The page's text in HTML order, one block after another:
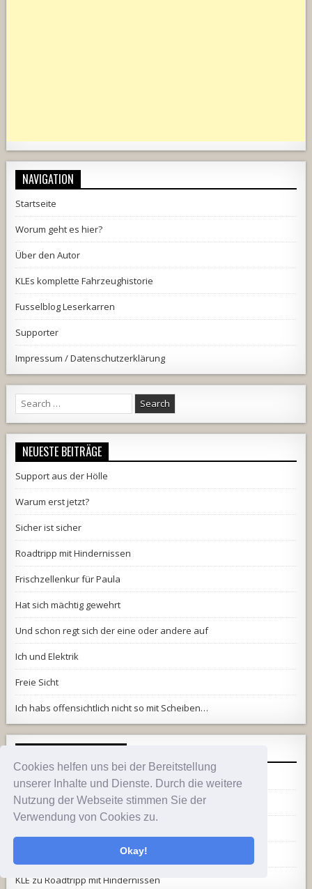
Cookies helfen uns bei der Bereitstellung
unserer Inhalte und Dienste. Durch die weitere
Nutzung der Webseite stimmen Sie der
Verwendung von Cookies zu.
Okay!
NAVIGATION
Startseite
Worum geht es hier?
Über den Autor
KLEs komplette Fahrzeughistorie
Fusselblog Leserkarren
Supporter
Impressum / Datenschutzerklärung
Search
for:
NEUESTE BEITRÄGE
Support aus der Hölle
Warum erst jetzt?
Sicher ist sicher
Roadtripp mit Hindernissen
Frischzellenkur für Paula
Hat sich mächtig gewehrt
Und schon regt sich der eine oder andere auf
Ich und Elektrik
Freie Sicht
Ich habs offensichtlich nicht so mit Scheiben…
zuWarum erst jetzt?
MainzMichelzuSupport aus der Hölle
Warum erst jetzt?
KLE zu Roadtripp mit Hindernissen